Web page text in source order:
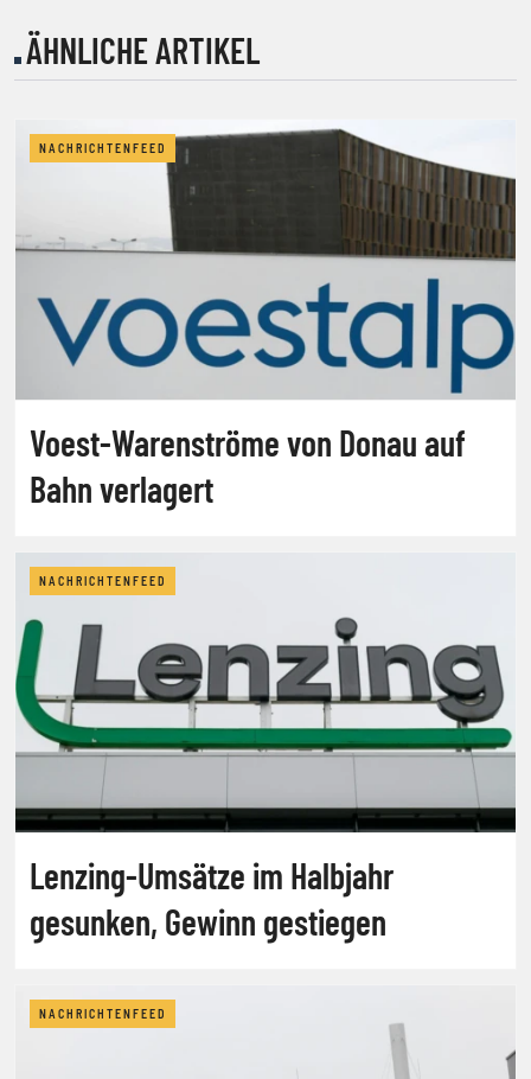
ÄHNLICHE ARTIKEL
NACHRICHTENFEED
Voest-Warenströme von Donau auf
Bahn verlagert
NACHRICHTENFEED
Lenzing-Umsätze im Halbjahr
gesunken, Gewinn gestiegen
NACHRICHTENFEED